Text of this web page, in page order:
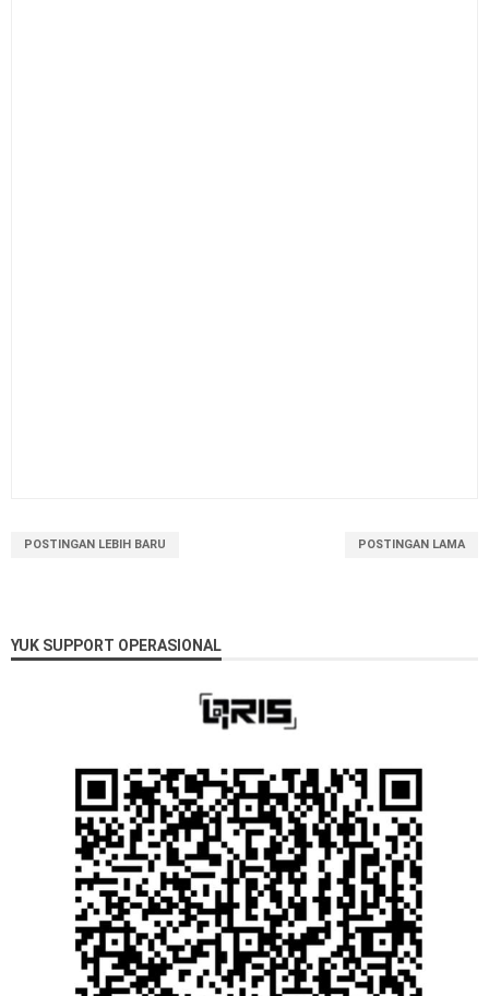
POSTINGAN LEBIH BARU POSTINGAN LAMA
YUK SUPPORT OPERASIONAL